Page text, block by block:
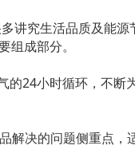
讲究生活品质及能源
成部分。
的24小时循环，不断
解决的问题侧重点，